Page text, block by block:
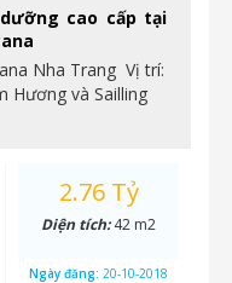
cao cấp tại
Nha Trang Vị trí:
Hương và Sailling
2.76 Tỷ
Diện tích:42 m2
Ngày đăng: 20-10-2018